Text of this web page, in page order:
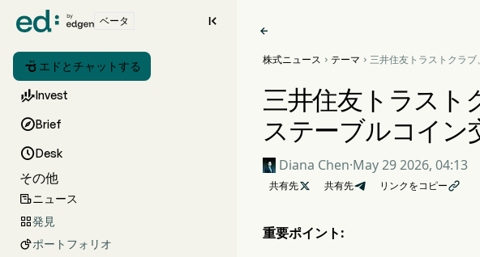
ベータ 
 エドとチャットする
Invest
Brief
Desk
その他
ニュース
発見
ポートフォリオ

株式ニュース  テーマ  三井住友トラストクラブ、
を導入
三井住友トラスト
ステーブルコイン
Diana Chen·May 29 2026, 04:13
共有先 共有先 リンクをコピー
重要ポイント: